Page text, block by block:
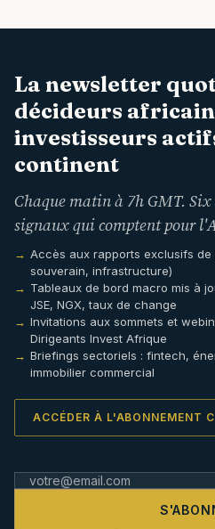
La newsletter
décideurs
investisseurs
continent
Chaque matin à 7h GMT.
signaux qui comptent pour
Accès aux rapports exclusifs
souverain, infrastructure)
Tableaux de bord macro mis à
JSE, NGX, taux de change
Invitations aux sommets et
Dirigeants Invest Afrique
Briefings sectoriels : fintech,
immobilier commercial
ACCÉDER À L'ABONNEMENT